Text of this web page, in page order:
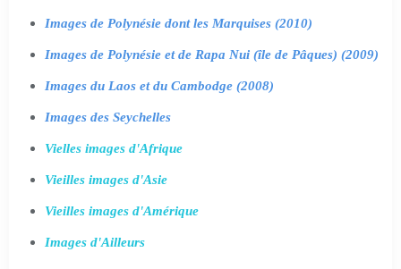
Images de Polynésie dont les Marquises (2010)
Images de Polynésie et de Rapa Nui (île de Pâques) (2009)
Images du Laos et du Cambodge (2008)
Images des Seychelles
Vielles images d'Afrique
Vieilles images d'Asie
Vieilles images d'Amérique
Images d'Ailleurs